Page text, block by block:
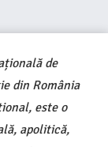
de
din România
este o
apolitică,